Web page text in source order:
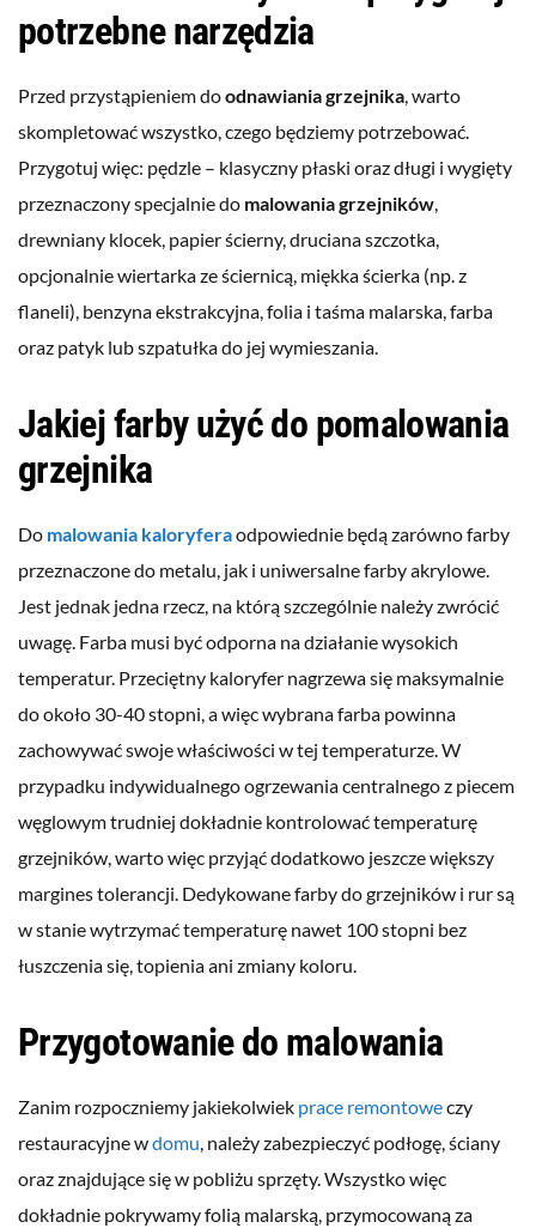
potrzebne narzędzia
Przed przystąpieniem doodnawiania grzejnika, warto
skompletować wszystko, czego będziemy potrzebować.
Przygotuj więc: pędzle – klasyczny płaski oraz długi i wygięty
przeznaczony specjalnie do malowania grzejników,
drewniany klocek, papier ścierny, druciana szczotka,
opcjonalnie wiertarka ze ściernicą, miękka ścierka (np. z
flaneli), benzyna ekstrakcyjna, folia i taśma malarska, farba
oraz patyk lub szpatułka do jej wymieszania.
Jakiej farby użyć do pomalowania
grzejnika
Do malowania kaloryferaodpowiednie będą zarówno farby
przeznaczone do metalu, jak i uniwersalne farby akrylowe.
Jest jednak jedna rzecz, na którą szczególnie należy zwrócić
uwagę. Farba musi być odporna na działanie wysokich
temperatur. Przeciętny kaloryfer nagrzewa się maksymalnie
do około 30-40 stopni, a więc wybrana farba powinna
zachowywać swoje właściwości w tej temperaturze. W
przypadku indywidualnego ogrzewania centralnego z piecem
węglowym trudniej dokładnie kontrolować temperaturę
grzejników, warto więc przyjąć dodatkowo jeszcze większy
margines tolerancji. Dedykowane farby do grzejników i rur są
w stanie wytrzymać temperaturę nawet 100 stopni bez
łuszczenia się, topienia ani zmiany koloru.
Przygotowanie do malowania
Zanim rozpoczniemy jakiekolwiek prace remontoweczy
restauracyjne wdomu, należy zabezpieczyć podłogę, ściany
oraz znajdujące się w pobliżu sprzęty. Wszystko więc
dokładnie pokrywamy folią malarską, przymocowaną za